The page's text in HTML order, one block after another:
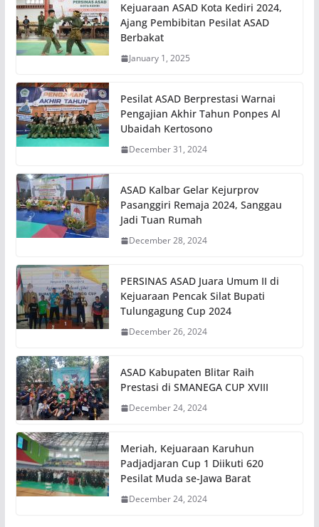
Kejuaraan ASAD Kota Kediri 2024,
Ajang Pembibitan Pesilat ASAD
Berbakat
January 1, 2025
Pesilat ASAD Berprestasi Warnai
Pengajian Akhir Tahun Ponpes Al
Ubaidah Kertosono
December 31, 2024
ASAD Kalbar Gelar Kejurprov
Pasanggiri Remaja 2024, Sanggau
Jadi Tuan Rumah
December 28, 2024
PERSINAS ASAD Juara Umum II di
Kejuaraan Pencak Silat Bupati
Tulungagung Cup 2024
December 26, 2024
ASAD Kabupaten Blitar Raih
Prestasi di SMANEGA CUP XVIII
December 24, 2024
Meriah, Kejuaraan Karuhun
Padjadjaran Cup 1 Diikuti 620
Pesilat Muda se-Jawa Barat
December 24, 2024